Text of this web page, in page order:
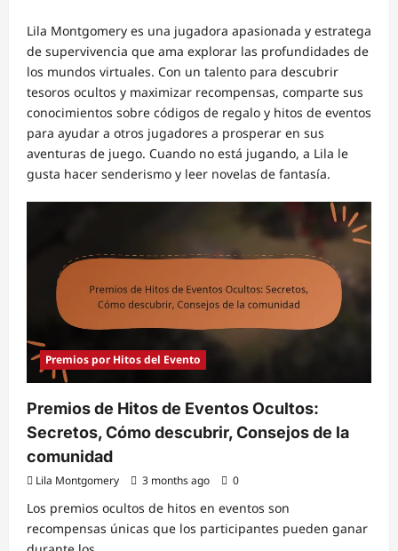
Lila Montgomery es una jugadora apasionada y estratega
de supervivencia que ama explorar las profundidades de
los mundos virtuales. Con un talento para descubrir
tesoros ocultos y maximizar recompensas, comparte sus
conocimientos sobre códigos de regalo y hitos de eventos
para ayudar a otros jugadores a prosperar en sus
aventuras de juego. Cuando no está jugando, a Lila le
gusta hacer senderismo y leer novelas de fantasía.
Premios por Hitos del Evento
Premios de Hitos de Eventos Ocultos:
Secretos, Cómo descubrir, Consejos de la
comunidad
Lila Montgomery 3 months ago 0
Los premios ocultos de hitos en eventos son
recompensas únicas que los participantes pueden ganar